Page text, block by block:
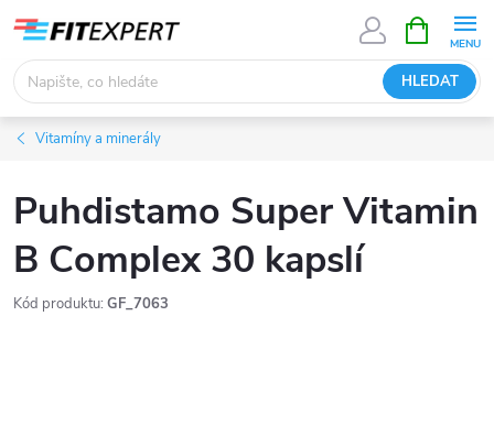
obsah
HLEDAT
NÁKUPNÍ
KOŠÍK
Vitamíny a minerály
Puhdistamo Super Vitamin
B Complex 30 kapslí
Kód produktu: GF_7063